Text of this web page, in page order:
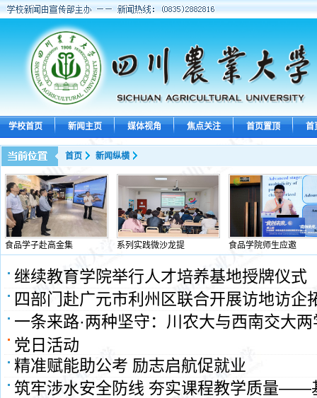
学校首页 新闻主页 媒体视角 焦点关注 首页置顶 首
首页 新闻纵横
食品学子赴高金集 系列实践微沙龙提 食品学院师生应邀
继续教育学院举行人才培养基地授牌仪式
四部门赴广元市利州区联合开展访地访企
一条来路·两种坚守：川农大与西南交大
党日活动
精准赋能助公考 励志启航促就业
筑牢涉水安全防线 夯实课程教学质量——